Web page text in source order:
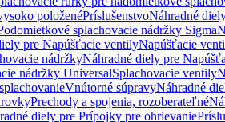
položenéPríslušenstvoNáhradné
splachovacie nádržky Sigma
pre Napúšťacie ventilyNapúšťacie
nádržkyNáhradné diely pre
nádržky UniversalSplachovacie ventily
Vnútorné súpravyNáhradné
Prechody a spojenia, rozoberateľné
diely pre Prípojky pre ohrievanie